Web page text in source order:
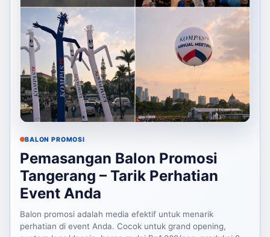
BALON PROMOSI
Pemasangan Balon Promosi
Tangerang – Tarik Perhatian
Event Anda
Balon promosi adalah media efektif untuk menarik
perhatian di event Anda. Cocok untuk grand opening,